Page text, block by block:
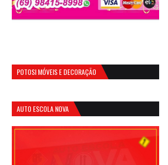
POTOSI MÓVEIS E DECORAÇÃO
AUTO ESCOLA NOVA